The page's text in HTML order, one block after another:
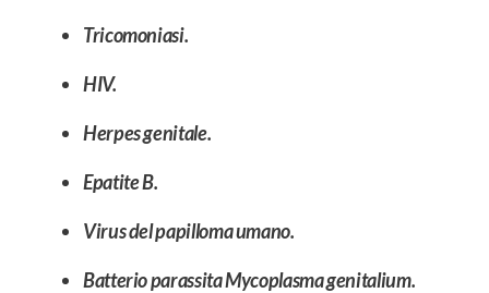
Tricomoniasi.
HIV.
Herpes genitale.
Epatite B.
Virus del papilloma umano.
Batterio parassita Mycoplasma genitalium.